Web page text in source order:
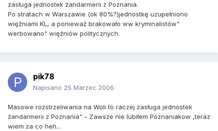
zasługa jednostek żandarmerii z Poznania.
Po stratach w Warszawie (ok 80%?)jednostkę uzupełniono
więźniami KL, a ponieważ brakowało ww kryminalistów"
werbowano" więźniów politycznych.
pik78
Napisano 25 Marzec 2006
Masowe rozstrzeliwania na Woli to raczej zasługa jednostek
żandarmerii z Poznania" - Zawsze nie lubiłem Poznaniakow ,teraz
wiem za co heh...